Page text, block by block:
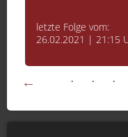
letzte Folge vom:
26.02.2021 | 21:15